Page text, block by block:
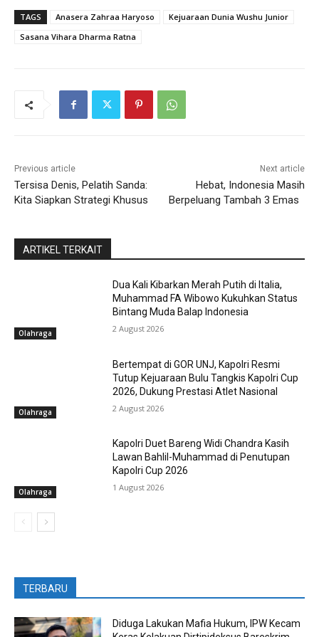
TAGS Anasera Zahraa Haryoso
Kejuaraan Dunia Wushu Junior
Sasana Vihara Dharma Ratna
Previous article
Tersisa Denis, Pelatih Sanda:
Kita Siapkan Strategi Khusus
Next article
Hebat, Indonesia Masih
Berpeluang Tambah 3 Emas
ARTIKEL TERKAIT
Olahraga
Dua Kali Kibarkan Merah Putih di Italia,
Muhammad FA Wibowo Kukuhkan Status
Bintang Muda Balap Indonesia
2 August 2026
Olahraga
Bertempat di GOR UNJ, Kapolri Resmi
Tutup Kejuaraan Bulu Tangkis Kapolri Cup
2026, Dukung Prestasi Atlet Nasional
2 August 2026
Olahraga
Kapolri Duet Bareng Widi Chandra Kasih
Lawan Bahlil-Muhammad di Penutupan
Kapolri Cup 2026
1 August 2026
TERBARU
Diduga Lakukan Mafia Hukum, IPW Kecam